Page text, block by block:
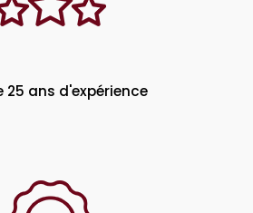
25 ans d'expérience